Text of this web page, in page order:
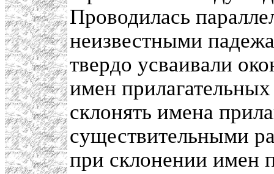
Проводилась
неизвестными
твердо усваивали
имен
склонять имена
существительными
при склонении имен